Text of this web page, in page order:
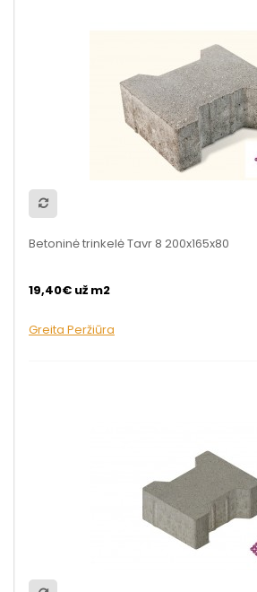
Betoninė trinkelė Tavr 8 200x165x80
19,40€ už m2
Greita Peržiūra